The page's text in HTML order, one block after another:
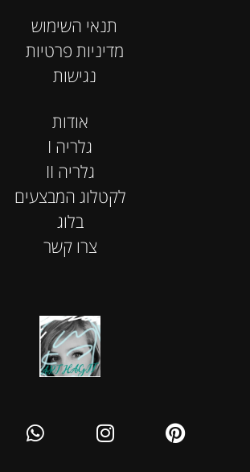
אודות
I גלריה
II גלריה
לקטלוג המבצעים
בלוג
צרו קשר
תנאי השימוש
מדיניות פרטיות
נגישות